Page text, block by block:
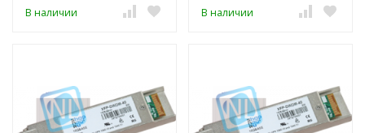
В наличии В наличии